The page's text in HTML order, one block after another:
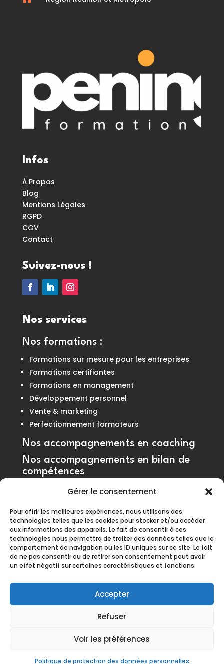
Gérer le consentement
Pour offrir les meilleures expériences, nous utilisons des
technologies telles que les cookies pour stocker et/ou accéder
aux informations des appareils. Le fait de consentir à ces
technologies nous permettra de traiter des données telles que le
comportement de navigation ou les ID uniques sur ce site. Le fait
de ne pas consentir ou de retirer son consentement peut avoir
un effet négatif sur certaines caractéristiques et fonctions.
Accepter
Refuser
Voir les préférences
Politique de protection des données personnelles
Infos
À Propos
Blog
Mentions Légales
RGPD
CGV
Contact
Suivez-nous !
Nos services
Nos formations:
Formations sur mesure pour les entreprises
Formations certifiantes
Formations en management
Développement personnel
Vente & marketing
Perfectionnement formateurs
Nos accompagnements en coaching
Nos accompagnements en bilan de
compétences
Ce site a été financé par l’Union
Européenne dans le cadre du
programme FEDER-FSE+ Réunion
dont l’Autorité de gestion est la
Région Réunion. L’Europe
s’engage à La Réunion avec le
fonds FEDER
openingformation.comPar